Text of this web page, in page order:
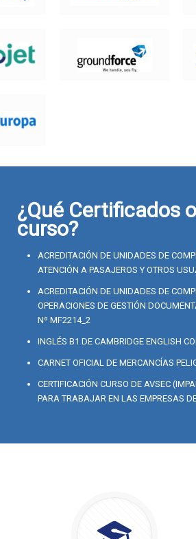
¿Qué Certificados
curso?
ACREDITACIÓN DE UNIDADES DE
ATENCIÓN A PASAJEROS Y OTROS
ACREDITACIÓN DE UNIDADES DE
OPERACIONES DE GESTIÓN
Nº MF2214_2
INGLÉS B1 DE CAMBRIDGE ENGLISH
CARNET OFICIAL DE MERCANCÍAS
CERTIFICACIÓN CURSO DE AVSEC
PARA TRABAJAR EN LAS EMPRESAS